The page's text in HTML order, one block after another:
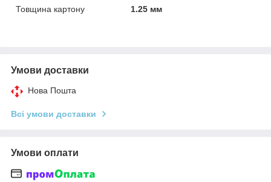
Товщина картону
1.25 мм
Умови доставки
Нова Пошта
Всі умови доставки
Умови оплати